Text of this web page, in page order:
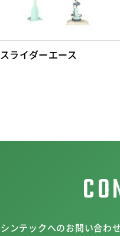
スライダーエース
シンテックへのお問い合わ